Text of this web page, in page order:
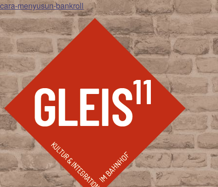
cara-menyusun-bankroll